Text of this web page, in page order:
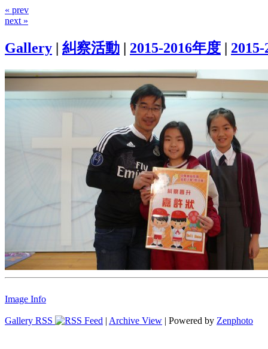
« prev
next »
Gallery | 糾察活動 | 2015-2016年度 |
Image Info
Gallery RSS | Archive View | Powered by Zenphoto